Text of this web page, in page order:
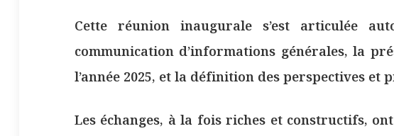
Cette réunion inaugurale s’est articulée
communication d’informations générales, la
l’année 2025, et la définition des perspectives et
Les échanges, à la fois riches et constructifs,